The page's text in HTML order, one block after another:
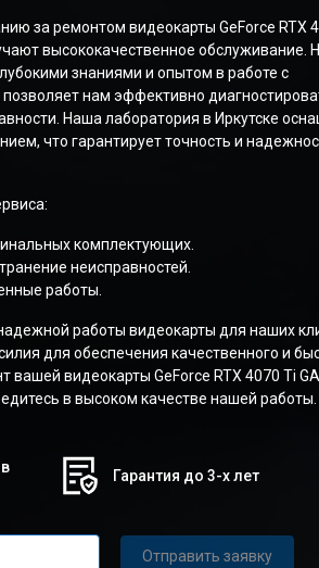
за ремонтом видеокарты GeForce RTX
высококачественное обслуживание.
знаниями и опытом в работе с
нам эффективно
Наша лаборатория в Иркутске
что гарантирует точность и
комплектующих.
неисправностей.
работы.
работы видеокарты для наших
для обеспечения качественного и
вашей видеокарты GeForce RTX 4070 Ti
в высоком качестве нашей работы.
Гарантия до 3-х лет
Отправить заявку